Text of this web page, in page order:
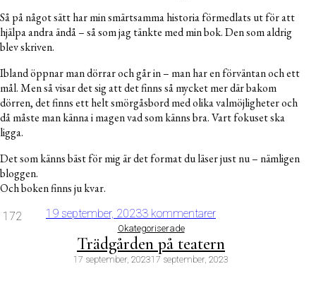
Så på något sätt har min smärtsamma historia förmedlats ut för att
hjälpa andra ändå – så som jag tänkte med min bok. Den som aldrig
blev skriven.
Ibland öppnar man dörrar och går in – man har en förväntan och ett
mål. Men så visar det sig att det finns så mycket mer där bakom
dörren, det finns ett helt smörgåsbord med olika valmöjligheter och
då måste man känna i magen vad som känns bra. Vart fokuset ska
ligga.
Det som känns bäst för mig är det format du läser just nu – nämligen
bloggen.
Och boken finns ju kvar.
172 19 september, 20233 kommentarer
Okategoriserade
Trädgården på teatern
17 september, 202317 september, 2023